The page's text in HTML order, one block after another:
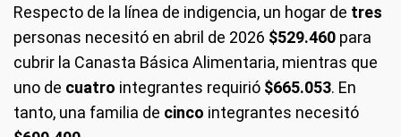
Respecto de la línea de indigencia, un hogar de tres
personas necesitó en abril de 2026 $529.460 para
cubrir la Canasta Básica Alimentaria, mientras que
uno de cuatro integrantes requirió $665.053. En
tanto, una familia de cinco integrantes necesitó